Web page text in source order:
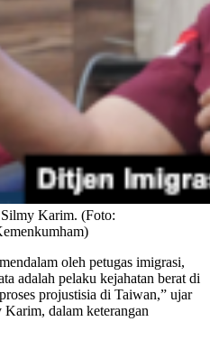
Karim. (Foto:
oleh petugas imigrasi,
adalah pelaku kejahatan berat di
projustisia di Taiwan,” ujar
dalam keterangan